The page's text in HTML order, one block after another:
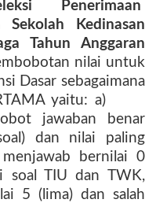
Penerimaan
Kedinasan
Tahun Anggaran
nilai untuk
Dasar sebagaimana
yaitu: a)
jawaban benar
dan nilai paling
bernilai 0
soal TIU dan TWK,
5 (lima) dan salah